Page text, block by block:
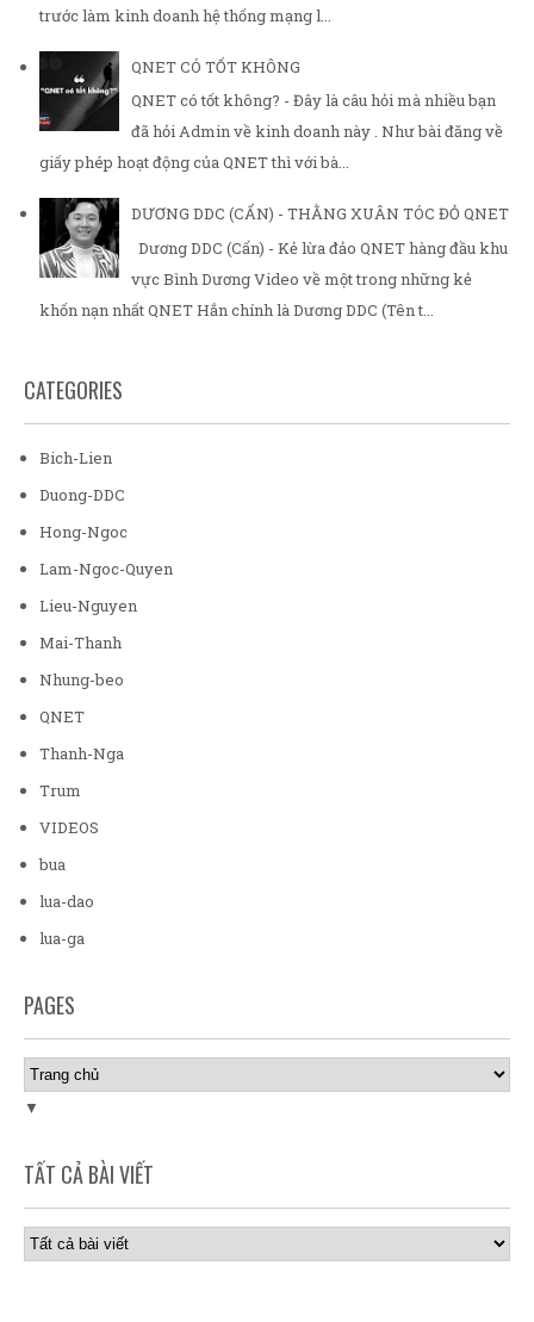
trước làm kinh doanh hệ thống mạng l...
QNET CÓ TỐT KHÔNG
QNET có tốt không? - Đây là câu hỏi mà nhiều bạn
đã hỏi Admin về kinh doanh này . Như bài đăng về
giấy phép hoạt động của QNET thì với bà...
DƯƠNG DDC (CẨN) - THẰNG XUÂN TÓC ĐỎ QNET
Dương DDC (Cẩn) - Kẻ lừa đảo QNET hàng đầu khu
vực Bình Dương Video về một trong những kẻ
khốn nạn nhất QNET Hắn chính là Dương DDC (Tên t...
CATEGORIES
Bich-Lien
Duong-DDC
Hong-Ngoc
Lam-Ngoc-Quyen
Lieu-Nguyen
Mai-Thanh
Nhung-beo
QNET
Thanh-Nga
Trum
VIDEOS
bua
lua-dao
lua-ga
PAGES
▼
TẤT CẢ BÀI VIẾT